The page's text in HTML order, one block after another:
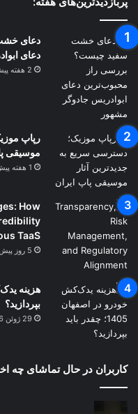
دعای
دعای
2 هفته پیش
رپاپ
موسیقی
1 هفته پیش
How
TaaS
5 روز پیش
بپردازید؟
29 ژوئن 2026
کاربران در حال تماشای چه